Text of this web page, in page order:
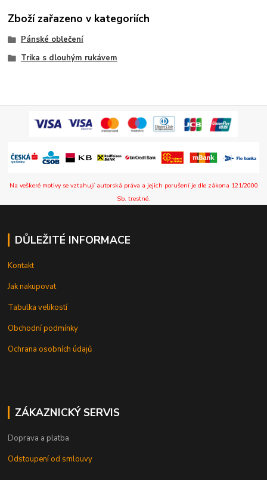
Zboží zařazeno v kategoriích
Pánské oblečení
Trika s dlouhým rukávem
Na veškeré motivy se vztahují autorská práva a jejich porušení je dle zákona 121/2000
Sb. trestné.
DŮLEŽITÉ INFORMACE
Kontakt
Jak nakupovat
Tabulka velikostí
Obchodní podmínky
Ochrana osobních údajů
ZÁKAZNICKÝ SERVIS
Doprava a platba
Odstoupení od smlouvy